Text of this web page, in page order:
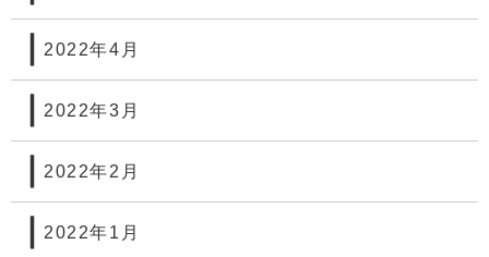
2022年4月
2022年3月
2022年2月
2022年1月